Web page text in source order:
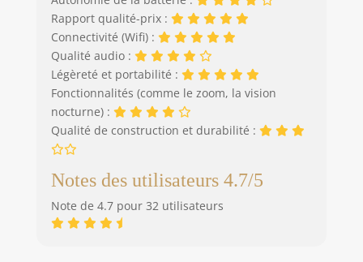
Rapport qualité-prix :
Connectivité (Wifi) :
Qualité audio :
Légèreté et portabilité :
Fonctionnalités (comme le zoom, la vision
nocturne) :
Qualité de construction et durabilité :
Notes des utilisateurs 4.7/5
Note de 4.7 pour 32 utilisateurs